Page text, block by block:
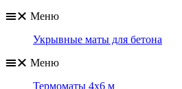
Меню
Укрывные маты для бетона
Меню
Термоматы 4х6 м